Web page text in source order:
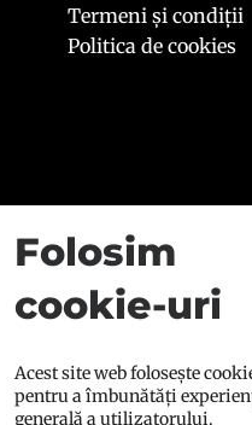
Termeni și condiții
Politica de cookies
Folosim
cookie-uri
Acest site web folosește
pentru a îmbunătăți
generală a utilizatorului.